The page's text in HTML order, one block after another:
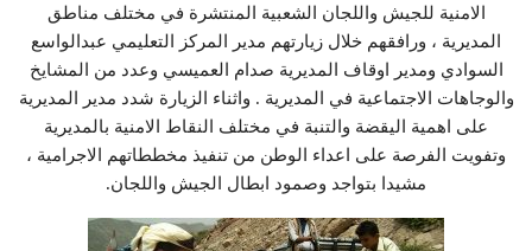
الامنية للجيش واللجان الشعبية المنتشرة في مختلف مناطق
المديرية ، ورافقهم خلال زيارتهم مدير المركز التعليمي عبدالواسع
السوادي ومدير اوقاف المديرية صدام العميسي وعدد من المشايخ
والوجاهات الاجتماعية في المديرية . واثناء الزيارة شدد مدير المديرية
على اهمية اليقضة والتنبة في مختلف النقاط الامنية بالمديرية
وتفويت الفرصة على اعداء الوطن من تنفيذ مخططاتهم الاجرامية ،
مشيدا بتواجد وصمود ابطال الجيش واللجان.